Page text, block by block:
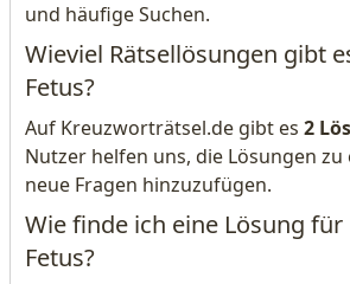
und häufige Suchen.
Wieviel Rätsellösungen gibt
Fetus?
Auf Kreuzworträtsel.de gibt es 2
Nutzer helfen uns, die Lösungen
neue Fragen hinzuzufügen.
Wie finde ich eine Lösung für
Fetus?